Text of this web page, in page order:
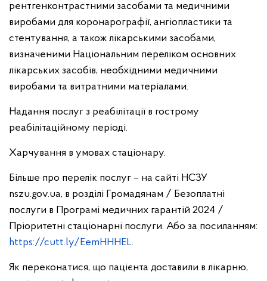
рентгенконтрастними засобами та медичними
виробами для коронарографії, ангіопластики та
стентування, а також лікарськими засобами,
визначеними Національним переліком основних
лікарських засобів, необхідними медичними
виробами та витратними матеріалами.
Надання послуг з реабілітації в гострому
реабілітаційному періоді.
Харчування в умовах стаціонару.
Більше про перелік послуг – на сайті НСЗУ
nszu.gov.ua, в розділі Громадянам / Безоплатні
послуги в Програмі медичних гарантій 2024 /
Пріоритетні стаціонарні послуги. Або за посиланням:
https://cutt.ly/EemHHHEL.
Як переконатися, що пацієнта доставили в лікарню,